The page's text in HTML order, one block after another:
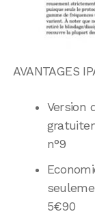
AVANTAGES
Version
n°9
5€90